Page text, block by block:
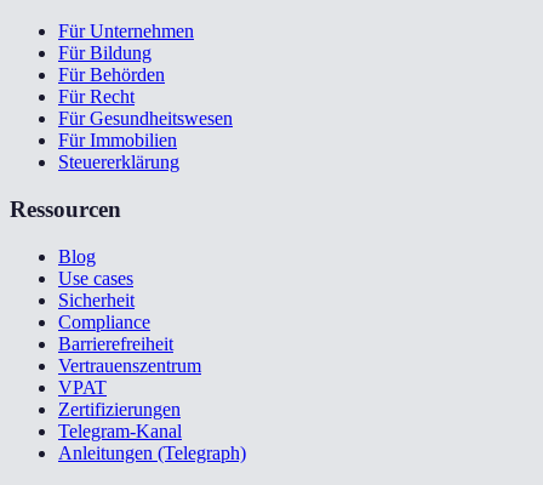
Für Unternehmen
Für Bildung
Für Behörden
Für Recht
Für Gesundheitswesen
Für Immobilien
Steuererklärung
Ressourcen
Blog
Use cases
Sicherheit
Compliance
Barrierefreiheit
Vertrauenszentrum
VPAT
Zertifizierungen
Telegram-Kanal
Anleitungen (Telegraph)